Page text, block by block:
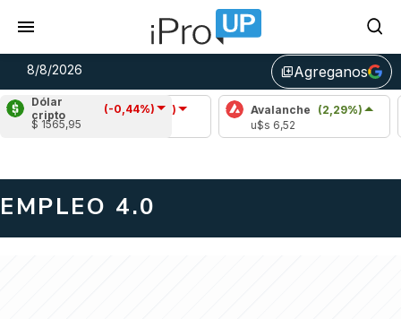
8/8/2026 library_addAgreganos
Dólar
cripto
(-0,44%)
$ 1565,95
Cardano
(-1,48%)
u$s 0,20
Avalanche (2,29%)
EMPLEO 4.0
Freelancers argentinos